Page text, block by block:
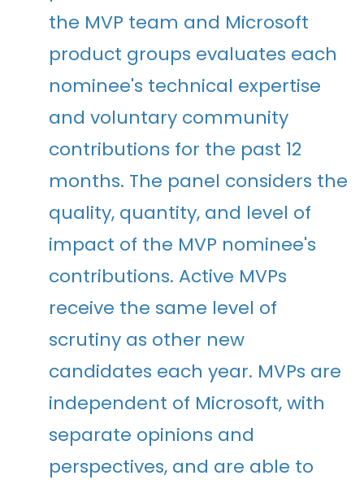
the MVP team and Microsoft
product groups evaluates each
nominee's technical expertise
and voluntary community
contributions for the past 12
months. The panel considers the
quality, quantity, and level of
impact of the MVP nominee's
contributions. Active MVPs
receive the same level of
scrutiny as other new
candidates each year. MVPs are
independent of Microsoft, with
separate opinions and
perspectives, and are able to